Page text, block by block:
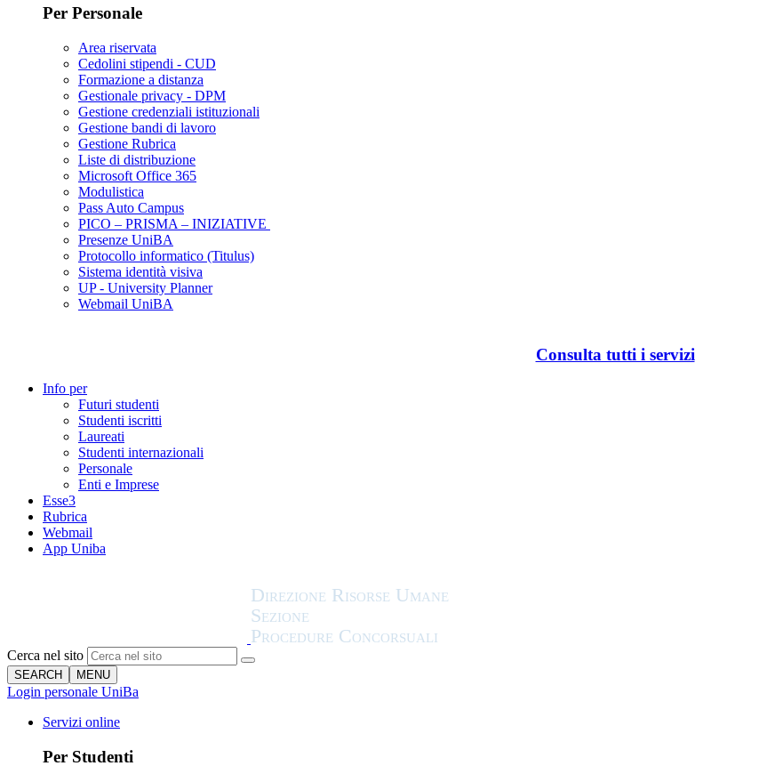
Per Personale
Area riservata
Cedolini stipendi - CUD
Formazione a distanza
Gestionale privacy - DPM
Gestione credenziali istituzionali
Gestione bandi di lavoro
Gestione Rubrica
Liste di distribuzione
Microsoft Office 365
Modulistica
Pass Auto Campus
PICO – PRISMA – INIZIATIVE
Presenze UniBA
Protocollo informatico (Titulus)
Sistema identità visiva
UP - University Planner
Webmail UniBA
Consulta tutti i servizi
Info per
Futuri studenti
Studenti iscritti
Laureati
Studenti internazionali
Personale
Enti e Imprese
Esse3
Rubrica
Webmail
App Uniba
Cerca nel sito
SEARCH MENU
Login personale UniBa
Servizi online
Per Studenti